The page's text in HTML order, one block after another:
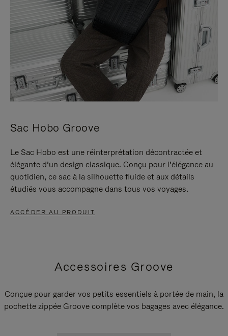
Sac Hobo Groove
Le Sac Hobo est une réinterprétation décontractée et
élégante d’un design classique. Conçu pour l’élégance au
quotidien, ce sac à la silhouette fluide et aux détails
étudiés vous accompagne dans tous vos voyages.
ACCÉDER AU PRODUIT
Accessoires Groove
Conçue pour garder vos petits essentiels à portée de main, la
pochette zippée Groove complète vos bagages avec élégance.